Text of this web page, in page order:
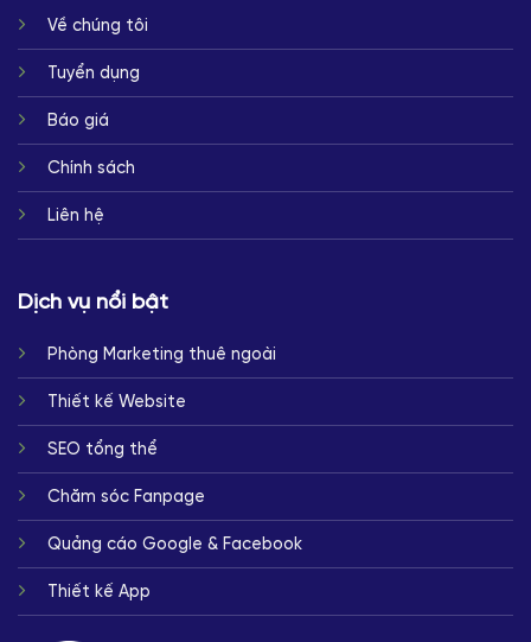
Về chúng tôi
Tuyển dụng
Báo giá
Chính sách
Liên hệ
Dịch vụ nổi bật
Phòng Marketing thuê ngoài
Thiết kế Website
SEO tổng thể
Chăm sóc Fanpage
Quảng cáo Google & Facebook
Thiết kế App